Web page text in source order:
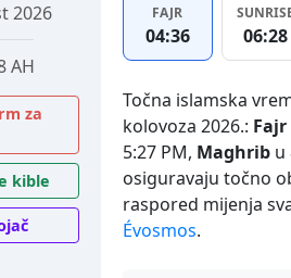
2026
AH
za
kible
FAJR
04:36 06:28
Točna islamska
kolovoza 2026.: Fajr
5:27 PM, Maghrib u
osiguravaju točno
raspored mijenja
Évosmos.